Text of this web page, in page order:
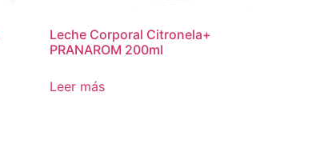
Leche Corporal Citronela+
PRANAROM 200ml
Leer más